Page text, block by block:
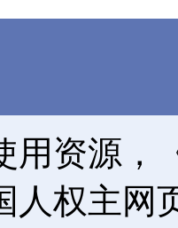
用资源，
人权主网